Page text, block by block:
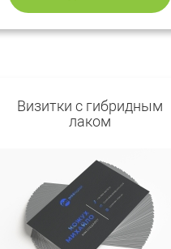
Визитки с гибридным
лаком